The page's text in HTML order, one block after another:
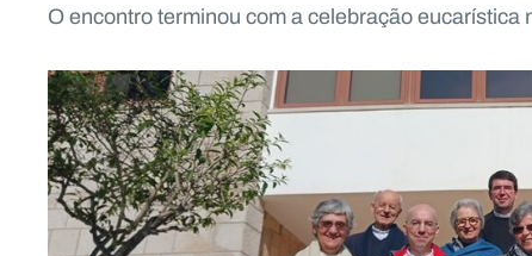
O encontro terminou com a celebração eucarística